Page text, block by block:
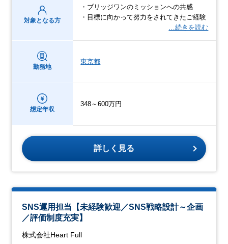
対象となる方
・ブリッジワンのミッションへの共感
・目標に向かって努力をされてきたご経験
…続きを読む
勤務地
東京都
想定年収
348～600万円
詳しく見る
SNS運用担当【未経験歓迎／SNS戦略設計～企画
／評価制度充実】
株式会社Heart Full